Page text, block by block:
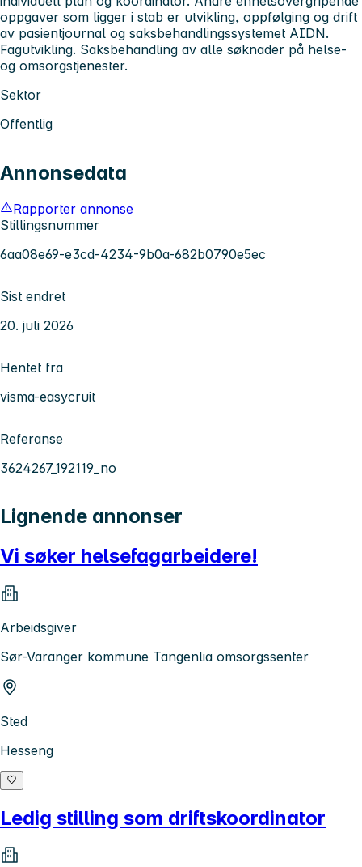
oppgaver som ligger i stab er utvikling, oppfølging og drift
av pasientjournal og saksbehandlingssystemet AIDN.
Fagutvikling. Saksbehandling av alle søknader på helse-
og omsorgstjenester.
Sektor
Offentlig
Annonsedata
Rapporter annonse
Stillingsnummer
6aa08e69-e3cd-4234-9b0a-682b0790e5ec
Sist endret
20. juli 2026
Hentet fra
visma-easycruit
Referanse
3624267_192119_no
Lignende annonser
Vi søker helsefagarbeidere!
Arbeidsgiver
Sør-Varanger kommune Tangenlia omsorgssenter
Sted
Hesseng
Ledig stilling som driftskoordinator